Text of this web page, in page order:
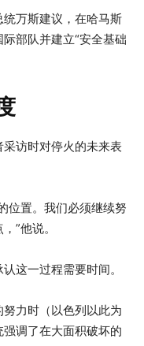
万斯建议，在哈马斯
部队并建立“安全基础
访时对停火的未来表
位置。我们必须继续努
”他说。
这一过程需要时间。
力时（以色列以此为
调了在大面积破坏的